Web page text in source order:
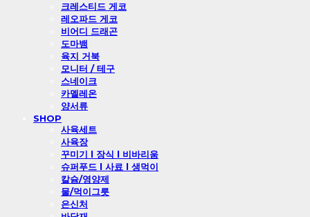
크레스티드 게코
레오파드 게코
비어디 드래곤
도마뱀
육지 거북
모니터 / 테구
스네이크
카멜레온
양서류
SHOP
사육세트
사육장
꾸미기 l 장식 l 비바리움
슈퍼푸드 l 사료 l 생먹이
칼슘/영양제
물/먹이그릇
은신처